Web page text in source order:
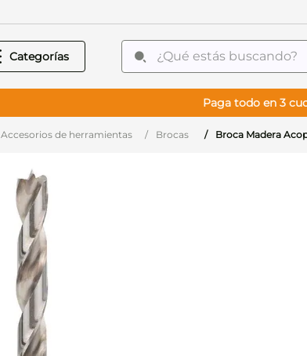
¿Qué estás buscando?
Paga todo en 3
Accesorios de herramientas Brocas Broca Madera